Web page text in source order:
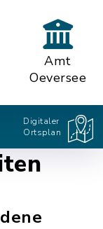
Amt
Oeversee
Digitaler
Ortsplan